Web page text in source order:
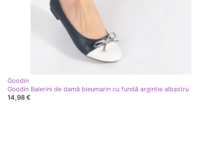
Goodin
Goodin Balerini de damă bleumarin cu fundă argintie albastru
14,98 €